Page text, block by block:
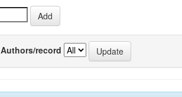
Authors/record